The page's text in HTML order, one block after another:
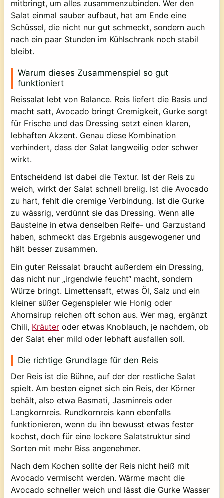
mitbringt, um alles zusammenzubinden. Wer den
Salat einmal sauber aufbaut, hat am Ende eine
Schüssel, die nicht nur gut schmeckt, sondern auch
nach ein paar Stunden im Kühlschrank noch stabil
bleibt.
Warum dieses Zusammenspiel so gut
funktioniert
Reissalat lebt von Balance. Reis liefert die Basis und
macht satt, Avocado bringt Cremigkeit, Gurke sorgt
für Frische und das Dressing setzt einen klaren,
lebhaften Akzent. Genau diese Kombination
verhindert, dass der Salat langweilig oder schwer
wirkt.
Entscheidend ist dabei die Textur. Ist der Reis zu
weich, wirkt der Salat schnell breiig. Ist die Avocado
zu hart, fehlt die cremige Verbindung. Ist die Gurke
zu wässrig, verdünnt sie das Dressing. Wenn alle
Bausteine in etwa denselben Reife- und Garzustand
haben, schmeckt das Ergebnis ausgewogener und
hält besser zusammen.
Ein guter Reissalat braucht außerdem ein Dressing,
das nicht nur „irgendwie feucht“ macht, sondern
Würze bringt. Limettensaft, etwas Öl, Salz und ein
kleiner süßer Gegenspieler wie Honig oder
Ahornsirup reichen oft schon aus. Wer mag, ergänzt
Chili, Kräuter oder etwas Knoblauch, je nachdem, ob
der Salat eher mild oder lebhaft ausfallen soll.
Die richtige Grundlage für den Reis
Der Reis ist die Bühne, auf der der restliche Salat
spielt. Am besten eignet sich ein Reis, der Körner
behält, also etwa Basmati, Jasminreis oder
Langkornreis. Rundkornreis kann ebenfalls
funktionieren, wenn du ihn bewusst etwas fester
kochst, doch für eine lockere Salatstruktur sind
Sorten mit mehr Biss angenehmer.
Nach dem Kochen sollte der Reis nicht heiß mit
Avocado vermischt werden. Wärme macht die
Avocado schneller weich und lässt die Gurke Wasser